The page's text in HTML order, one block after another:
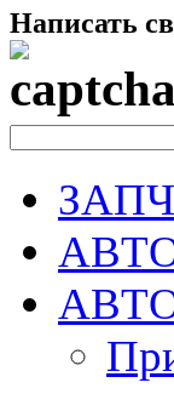
Написать